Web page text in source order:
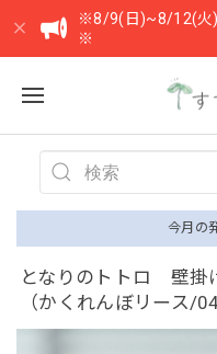
※8/9(日)~8/12(火)
※
今月の
となりのトトロ 壁掛
（かくれんぼリース/